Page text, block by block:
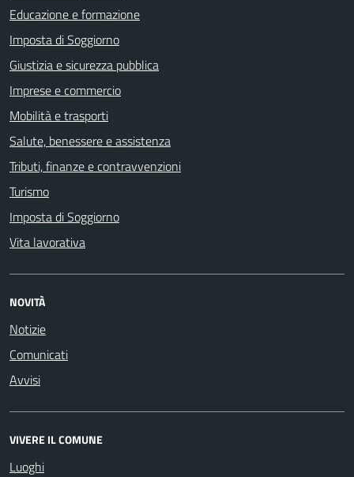
Educazione e formazione
Imposta di Soggiorno
Giustizia e sicurezza pubblica
Imprese e commercio
Mobilità e trasporti
Salute, benessere e assistenza
Tributi, finanze e contravvenzioni
Turismo
Imposta di Soggiorno
Vita lavorativa
NOVITÀ
Notizie
Comunicati
Avvisi
VIVERE IL COMUNE
Luoghi